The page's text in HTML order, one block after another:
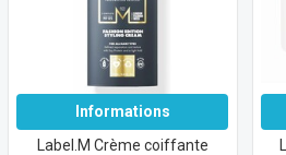
Informations
Label.M Crème coiffante